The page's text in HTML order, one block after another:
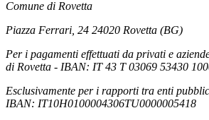
Comune di Rovetta
Piazza Ferrari, 24 24020 Rovetta (BG)
Per i pagamenti effettuati da privati e
di Rovetta - IBAN: IT 43 T 03069 53430
Esclusivamente per i rapporti tra enti
IBAN: IT10H0100004306TU0000005418